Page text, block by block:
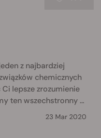
z najbardziej
chemicznych
lepsze zrozumienie
ten wszechstronny ...
23 Mar 2020